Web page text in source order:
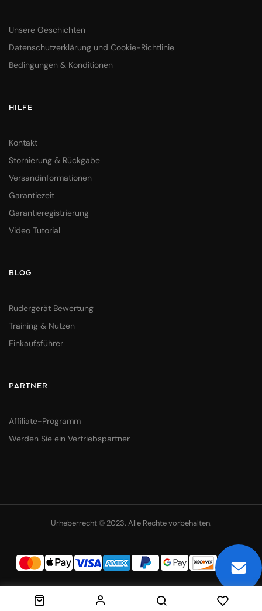
Unsere Geschichten
Datenschutzerklärung und Cookie-Richtlinie
Bedingungen & Konditionen
HILFE
Kontakt
Stornierung & Rückgabe
Versandinformationen
Garantiezeit
Garantieregistrierung
Video Tutorial
BLOG
Rudergerät Bewertung
Training & Nutzen
Einkaufsführer
PARTNER
Affiliate-Programm
Werden Sie ein Vertriebspartner
Urheberrecht © 2023. Alle Rechte vorbehalten.